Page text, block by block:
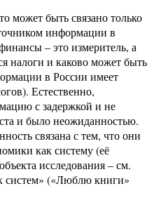
может быть связано только
информации в
– это измеритель, а
налоги и каково может быть
в России имеет
Естественно,
с задержкой и не
и было неожиданностью.
связана с тем, что они
как систему (её
исследования – см.
систем» («Люблю книги»